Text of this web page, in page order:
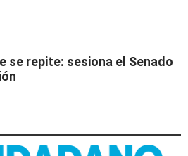
se repite: sesiona el Senado